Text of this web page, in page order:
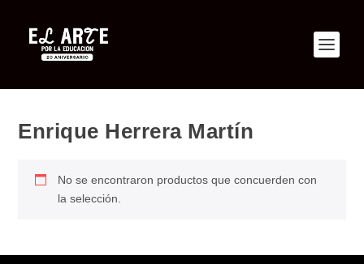
Enrique Herrera Martín
No se encontraron productos que concuerden con
la selección.